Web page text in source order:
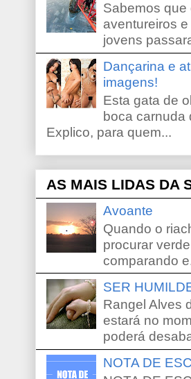
Sabemos que
aventureiros
jovens
Dançarina e
imagens!
Esta gata de
boca carnuda
Explico, para quem...
AS MAIS LIDAS DA
Avoante
Quando o
procurar
comparando
SER
Rangel Alves
estará no
poderá
NOTA DE